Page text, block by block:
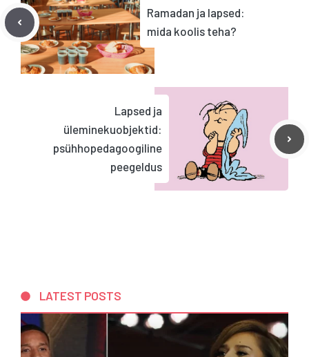
Ramadan ja lapsed:
mida koolis teha?
Lapsed ja
üleminekuobjektid:
psühhopedagoogiline
peegeldus
LATEST POSTS